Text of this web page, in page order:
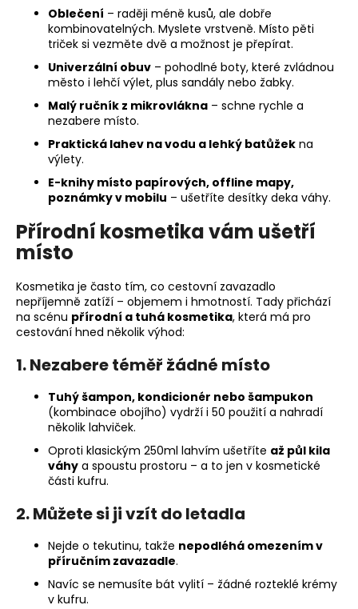
Oblečení – raději méně kusů, ale dobře
kombinovatelných. Myslete vrstveně. Místo pěti
triček si vezměte dvě a možnost je přepírat.
Univerzální obuv – pohodlné boty, které zvládnou
město i lehčí výlet, plus sandály nebo žabky.
Malý ručník z mikrovlákna – schne rychle a
nezabere místo.
Praktická lahev na vodu a lehký batůžek na
výlety.
E-knihy místo papírových, offline mapy,
poznámky v mobilu – ušetříte desítky deka váhy.
Přírodní kosmetika vám ušetří
místo
Kosmetika je často tím, co cestovní zavazadlo
nepříjemně zatíží – objemem i hmotností. Tady přichází
na scénu přírodní a tuhá kosmetika, která má pro
cestování hned několik výhod:
1. Nezabere téměř žádné místo
Tuhý šampon, kondicionér nebo šampukon
(kombinace obojího) vydrží i 50 použití a nahradí
několik lahviček.
Oproti klasickým 250ml lahvím ušetříte až půl kila
váhy a spoustu prostoru – a to jen v kosmetické
části kufru.
2. Můžete si ji vzít do letadla
Nejde o tekutinu, takže nepodléhá omezením v
příručním zavazadle.
Navíc se nemusíte bát vylití – žádné rozteklé krémy
v kufru.
č
u
e
m
e